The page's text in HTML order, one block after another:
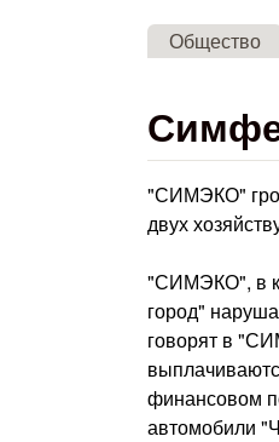
Общество
"СИМЭКО"
двух
"СИМЭКО", в
город"
говорят в
финансовом
автомобили